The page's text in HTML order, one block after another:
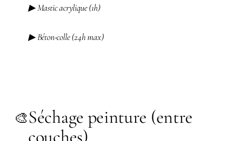
▶ Mastic acrylique (1h)
▶ Béton-colle (24h max)
🎨Séchage peinture (entre